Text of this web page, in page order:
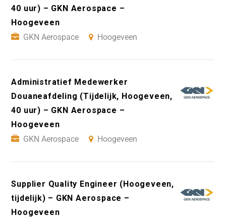
40 uur) – GKN Aerospace –
Hoogeveen
GKN Aerospace
Hoogeveen
Administratief Medewerker
Douaneafdeling (Tijdelijk, Hoogeveen,
40 uur) – GKN Aerospace –
Hoogeveen
GKN Aerospace
Hoogeveen
Supplier Quality Engineer (Hoogeveen,
tijdelijk) – GKN Aerospace –
Hoogeveen